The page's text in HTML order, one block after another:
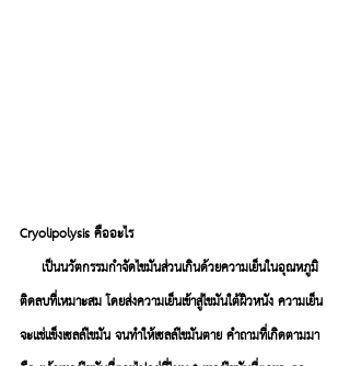
Cryolipolysis คืออะไร
เป็นนวัตกรรมกำจัดไขมันส่วนเกินด้วยความเย็นในอุณหภูมิ
ติดลบที่เหมาะสม โดยส่งความเย็นเข้าสู่ไขมันใต้ผิวหนัง ความเย็น
จะแช่แข็งเซลล์ไขมัน จนทำให้เซลล์ไขมันตาย คำถามที่เกิดตามมา